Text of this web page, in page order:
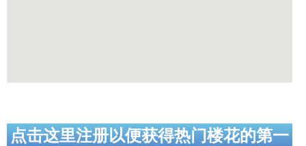
点击这里注册以便获得热门楼花的第一